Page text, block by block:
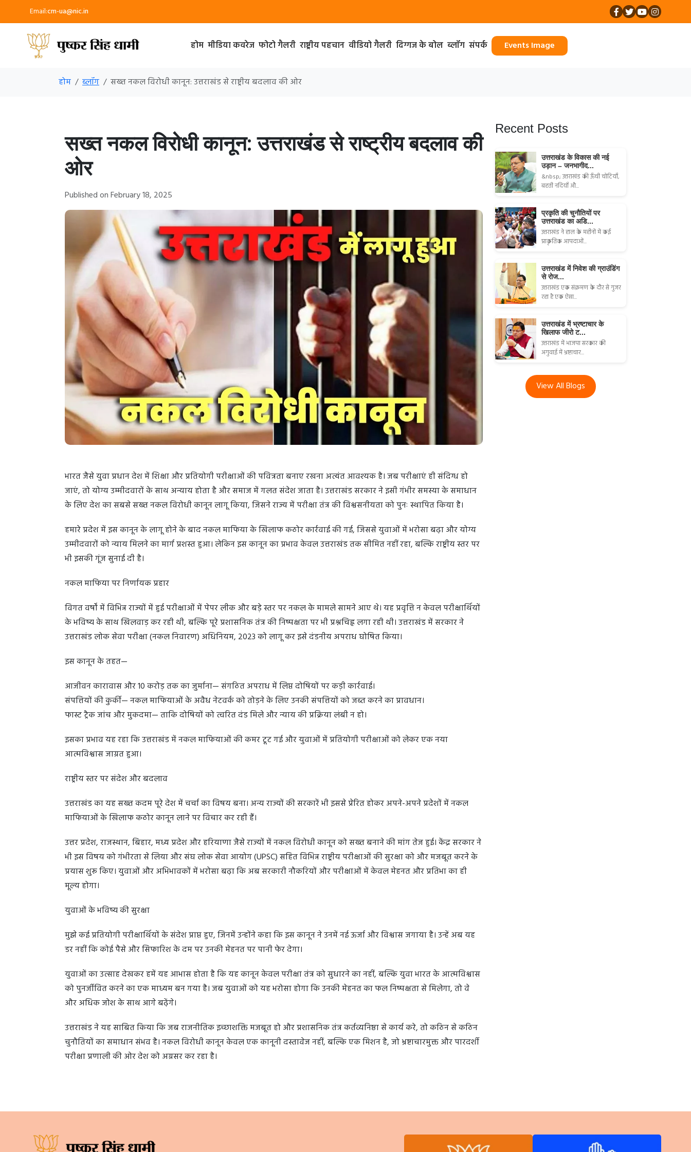
Email:cm-ua@nic.in
होम मीडिया कवरेज फोटो गैलरी राष्ट्रीय पहचान वीडियो गैलरी दिग्गज के बोल ब्लॉग संपर्क Events Image
होम ब्लॉग सख्त नकल विरोधी कानून: उत्तराखंड से राष्ट्रीय बदलाव की ओर
सख्त नकल विरोधी कानून: उत्तराखंड से राष्ट्रीय बदलाव की
ओर
Published on February 18, 2025
भारत जैसे युवा प्रधान देश में शिक्षा और प्रतियोगी परीक्षाओं की पवित्रता बनाए रखना अत्यंत आवश्यक है। जब परीक्षाएं ही संदिग्ध हो
जाएं, तो योग्य उम्मीदवारों के साथ अन्याय होता है और समाज में गलत संदेश जाता है। उत्तराखंड सरकार ने इसी गंभीर समस्या के समाधान
के लिए देश का सबसे सख्त नकल विरोधी कानून लागू किया, जिसने राज्य में परीक्षा तंत्र की विश्वसनीयता को पुनः स्थापित किया है।
हमारे प्रदेश में इस कानून के लागू होने के बाद नकल माफिया के खिलाफ कठोर कार्रवाई की गई, जिससे युवाओं में भरोसा बढ़ा और योग्य
उम्मीदवारों को न्याय मिलने का मार्ग प्रशस्त हुआ। लेकिन इस कानून का प्रभाव केवल उत्तराखंड तक सीमित नहीं रहा, बल्कि राष्ट्रीय स्तर पर
भी इसकी गूंज सुनाई दी है।
नकल माफिया पर निर्णायक प्रहार
विगत वर्षों में विभिन्न राज्यों में हुई परीक्षाओं में पेपर लीक और बड़े स्तर पर नकल के मामले सामने आए थे। यह प्रवृत्ति न केवल परीक्षार्थियों
के भविष्य के साथ खिलवाड़ कर रही थी, बल्कि पूरे प्रशासनिक तंत्र की निष्पक्षता पर भी प्रश्नचिह्न लगा रही थी। उत्तराखंड में सरकार ने
उत्तराखंड लोक सेवा परीक्षा (नकल निवारण) अधिनियम, 2023 को लागू कर इसे दंडनीय अपराध घोषित किया।
इस कानून के तहत—
आजीवन कारावास और 10 करोड़ तक का जुर्माना— संगठित अपराध में लिप्त दोषियों पर कड़ी कार्रवाई।
संपत्तियों की कुर्की— नकल माफियाओं के अवैध नेटवर्क को तोड़ने के लिए उनकी संपत्तियों को जब्त करने का प्रावधान।
फास्ट ट्रैक जांच और मुकदमा— ताकि दोषियों को त्वरित दंड मिले और न्याय की प्रक्रिया लंबी न हो।
इसका प्रभाव यह रहा कि उत्तराखंड में नकल माफियाओं की कमर टूट गई और युवाओं में प्रतियोगी परीक्षाओं को लेकर एक नया
आत्मविश्वास जाग्रत हुआ।
राष्ट्रीय स्तर पर संदेश और बदलाव
उत्तराखंड का यह सख्त कदम पूरे देश में चर्चा का विषय बना। अन्य राज्यों की सरकारें भी इससे प्रेरित होकर अपने-अपने प्रदेशों में नकल
माफियाओं के खिलाफ कठोर कानून लाने पर विचार कर रही हैं।
उत्तर प्रदेश, राजस्थान, बिहार, मध्य प्रदेश और हरियाणा जैसे राज्यों में नकल विरोधी कानून को सख्त बनाने की मांग तेज हुई। केंद्र सरकार ने
भी इस विषय को गंभीरता से लिया और संघ लोक सेवा आयोग (UPSC) सहित विभिन्न राष्ट्रीय परीक्षाओं की सुरक्षा को और मजबूत करने के
प्रयास शुरू किए। युवाओं और अभिभावकों में भरोसा बढ़ा कि अब सरकारी नौकरियों और परीक्षाओं में केवल मेहनत और प्रतिभा का ही
मूल्य होगा।
युवाओं के भविष्य की सुरक्षा
मुझे कई प्रतियोगी परीक्षार्थियों के संदेश प्राप्त हुए, जिनमें उन्होंने कहा कि इस कानून ने उनमें नई ऊर्जा और विश्वास जगाया है। उन्हें अब यह
डर नहीं कि कोई पैसे और सिफारिश के दम पर उनकी मेहनत पर पानी फेर देगा।
युवाओं का उत्साह देखकर हमें यह आभास होता है कि यह कानून केवल परीक्षा तंत्र को सुधारने का नहीं, बल्कि युवा भारत के आत्मविश्वास
को पुनर्जीवित करने का एक माध्यम बन गया है। जब युवाओं को यह भरोसा होगा कि उनकी मेहनत का फल निष्पक्षता से मिलेगा, तो वे
और अधिक जोश के साथ आगे बढ़ेंगे।
उत्तराखंड ने यह साबित किया कि जब राजनीतिक इच्छाशक्ति मजबूत हो और प्रशासनिक तंत्र कर्तव्यनिष्ठा से कार्य करे, तो कठिन से कठिन
चुनौतियों का समाधान संभव है। नकल विरोधी कानून केवल एक कानूनी दस्तावेज नहीं, बल्कि एक मिशन है, जो भ्रष्टाचारमुक्त और पारदर्शी
परीक्षा प्रणाली की ओर देश को अग्रसर कर रहा है।
Recent Posts
उत्तराखंड के विकास की नई
उड़ान – जनभागीद...
&nbsp; उत्तराखंड की ऊँची चोटियाँ,
बहती नदियाँ औ...
प्रकृति की चुनौतियों पर
उत्तराखंड का अडि...
उत्तराखंड ने हाल के महीनों में कई
प्राकृतिक आपदाओं...
उत्तराखंड में निवेश की ग्राउंडिंग
से रोज...
उत्तराखंड एक संक्रमण के दौर से गुजर
रहा है एक ऐसा...
उत्तराखंड में भ्रष्टाचार के
खिलाफ जीरो ट...
उत्तराखंड में भाजपा सरकार की
अगुवाई में भ्रष्टाचार...
View All Blogs